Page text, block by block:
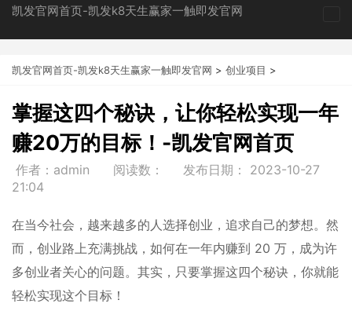
凯发官网首页-凯发k8天生赢家一触即发官网
凯发官网首页-凯发k8天生赢家一触即发官网 > 创业项目 >
掌握这四个秘诀，让你轻松实现一年
赚20万的目标！-凯发官网首页
作者：admin 阅读数： 发布日期： 2023-10-27
21:04
在当今社会，越来越多的人选择创业，追求自己的梦想。然
而，创业路上充满挑战，如何在一年内赚到 20 万，成为许
多创业者关心的问题。其实，只要掌握这四个秘诀，你就能
轻松实现这个目标！